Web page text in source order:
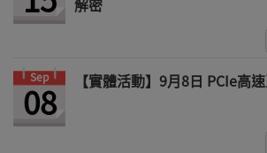
Sep
08 【實體活動】9月8日 PCIe高